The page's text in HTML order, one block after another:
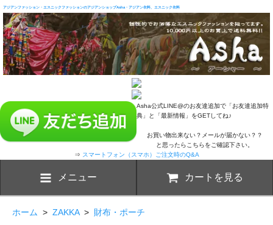
アジアンファッション・エスニックファッションのアジアンショップAsha・アジアン衣料、エスニック衣料
Asha公式LINE@のお友達追加で「お友達追加特
典」と「最新情報」をGETしてね♪
お買い物出来ない？メールが届かない？？
と思ったらこちらをご確認下さい。
⇒ スマートフォン（スマホ）ご注文時のQ&A
メニュー カートを見る
ホーム > ZAKKA> 財布・ポーチ